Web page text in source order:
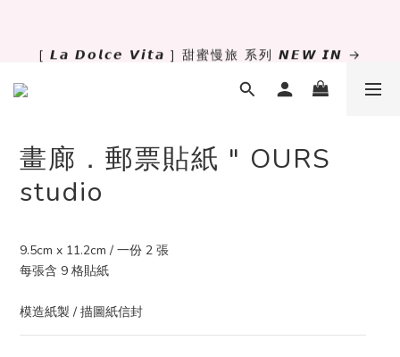
[ 𝙇𝙖 𝘿𝙤𝙡𝙘𝙚 𝙑𝙞𝙩𝙖 ] 甜蜜慢旅 系列 𝙉𝙀𝙒 𝙄𝙉 →
獨立文具店 X iMAT 聯名印章墊 ୨୧💝滿額送蛇年限定切
✨萬用手冊新尺寸進駐 .ᐟ.ᐟ  ꒰ 𝐌𝐈𝐍𝐈𝟔 這裡挑 ➜ ꒱
畫廊．郵票貼紙 " OURS
studio
9.5cm x 11.2cm / 一份 2 張
每張含 9 格貼紙
模造紙製 / 描圖紙信封